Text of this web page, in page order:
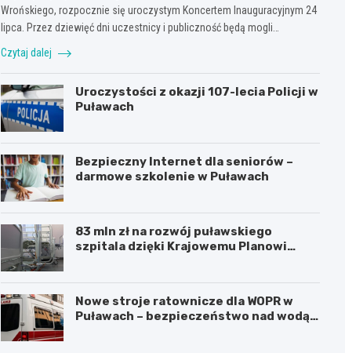
Wrońskiego, rozpocznie się uroczystym Koncertem Inauguracyjnym 24
lipca. Przez dziewięć dni uczestnicy i publiczność będą mogli…
Czytaj dalej
Uroczystości z okazji 107-lecia Policji w
Puławach
Bezpieczny Internet dla seniorów –
darmowe szkolenie w Puławach
83 mln zł na rozwój puławskiego
szpitala dzięki Krajowemu Planowi
Nowe stroje ratownicze dla WOPR w
Puławach – bezpieczeństwo nad wodą